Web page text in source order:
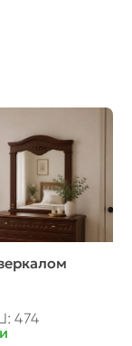
474